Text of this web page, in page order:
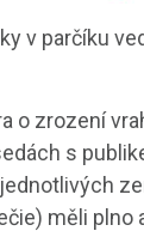
v parčíku
zrození
s
měli